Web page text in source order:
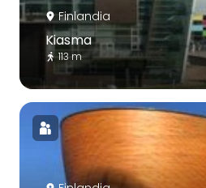
Finlandia
Kiasma
113 m